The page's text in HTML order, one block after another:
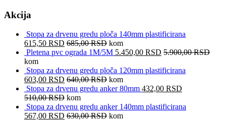
Akcija
Stopa za drvenu gredu ploča 140mm plastificirana
615,50 RSD 685,00RSD kom
Pletena pvc ograda 1M/5M 5.450,00 RSD 5.900,00RSD
kom
Stopa za drvenu gredu ploča 120mm plastificirana
603,00 RSD 640,00RSD kom
Stopa za drvenu gredu anker 80mm 432,00 RSD
510,00RSD kom
Stopa za drvenu gredu anker 140mm plastificirana
567,00 RSD 630,00RSD kom